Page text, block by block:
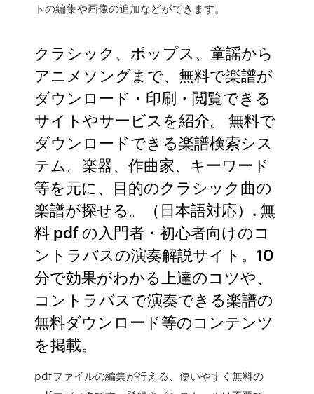
トの編集や画像の追加などができます。
クラシック、ポップス、童謡から
アニメソングまで、無料で楽譜が
ダウンロード・印刷・閲覧できる
サイトやサービスを紹介。 無料で
ダウンロードできる楽譜検索シス
テム。楽器、作曲家、キーワード
等を元に、目的のクラシック曲の
楽譜が探せる。（日本語対応）. 無
料 pdf の入門者・初心者向けのコ
ントラバスの演奏解説サイト。10
分で効果がわかる上達のコツや、
コントラバスで演奏できる楽譜の
無料ダウンロード等のコンテンツ
を掲載。
pdfファイルの編集が行える、使いやすく無料の